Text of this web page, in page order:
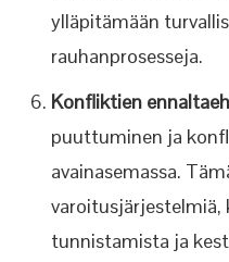
ylläpitämään
rauhanprosesseja.
Konfliktien
puuttuminen ja
avainasemassa.
varoitusjärjestelmiä,
tunnistamista ja